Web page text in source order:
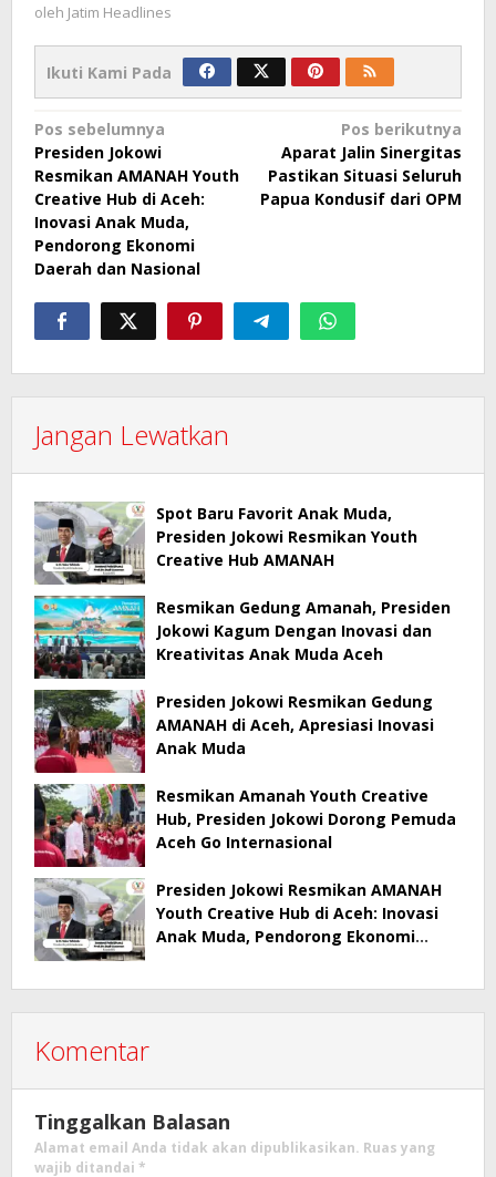
oleh Jatim Headlines
Ikuti Kami Pada
Navigasi
pos
Pos sebelumnya
Presiden Jokowi
Resmikan AMANAH Youth
Creative Hub di Aceh:
Inovasi Anak Muda,
Pendorong Ekonomi
Daerah dan Nasional
Pos berikutnya
Aparat Jalin Sinergitas
Pastikan Situasi Seluruh
Papua Kondusif dari OPM
Jangan Lewatkan
Spot Baru Favorit Anak Muda,
Presiden Jokowi Resmikan Youth
Creative Hub AMANAH
Resmikan Gedung Amanah, Presiden
Jokowi Kagum Dengan Inovasi dan
Kreativitas Anak Muda Aceh
Presiden Jokowi Resmikan Gedung
AMANAH di Aceh, Apresiasi Inovasi
Anak Muda
Resmikan Amanah Youth Creative
Hub, Presiden Jokowi Dorong Pemuda
Aceh Go Internasional
Presiden Jokowi Resmikan AMANAH
Youth Creative Hub di Aceh: Inovasi
Anak Muda, Pendorong Ekonomi
Komentar
Tinggalkan Balasan
Alamat email Anda tidak akan dipublikasikan. Ruas yang
wajib ditandai *